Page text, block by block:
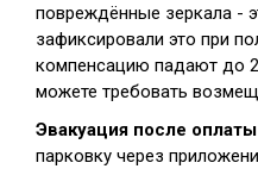
повреждённые зеркала -
зафиксировали это при
компенсацию падают до
можете требовать
Эвакуация после
парковку через